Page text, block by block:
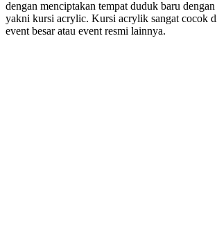
dengan menciptakan tempat duduk baru
yakni kursi acrylic. Kursi acrylik sangat cocok
event besar atau event resmi lainnya.